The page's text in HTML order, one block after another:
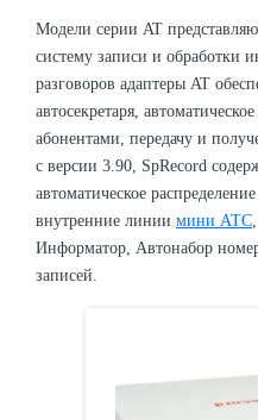
Модели серии AT
систему записи и обработки
разговоров адаптеры AT
автосекретаря,
абонентами, передачу и
с версии 3.90, SpRecord
автоматическое
внутренние линии мини АТС
Информатор, Автонабор
записей.